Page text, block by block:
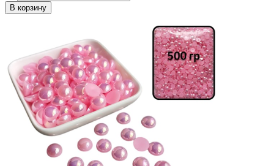
В корзину